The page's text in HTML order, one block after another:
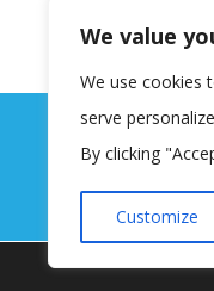
We value
We use cookies
serve
By clicking
Customize